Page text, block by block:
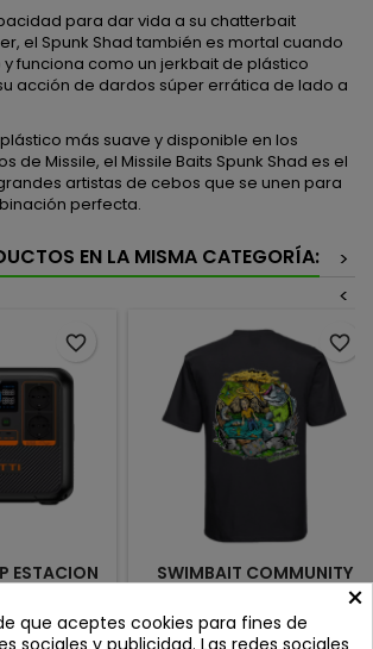
para dar vida a su chatterbait
el Spunk Shad también es mortal cuando
funciona como un jerkbait de plástico
acción de dardos súper errática de lado a
más suave y disponible en los
de Missile, el Missile Baits Spunk Shad es el
artistas de cebos que se unen para
perfecta.
EN LA MISMA CATEGORÍA:
>
<
ESTACION
0
quienes
favorite_border
SWIMBAIT COMMUNITY
CAMISETA INVERTED
CHAOS NEGRA
Review(s):
Colección Inverted Chaos !
favorite_border
×
que aceptes cookies para fines de
sociales y publicidad. Las redes sociales